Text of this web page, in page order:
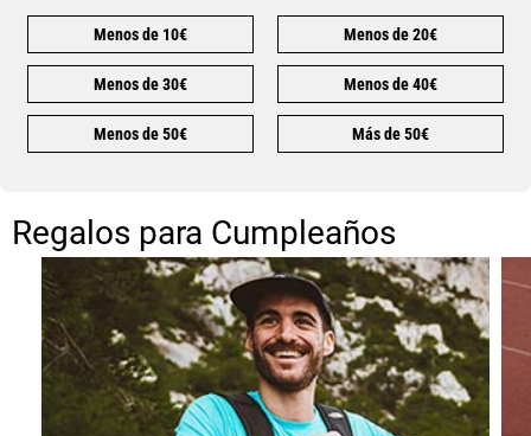
Menos de 10€ Menos de 20€
Menos de 30€ Menos de 40€
Menos de 50€ Más de 50€
Regalos para Cumpleaños